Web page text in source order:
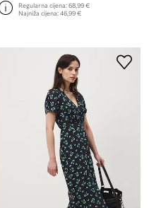
Regularna cijena:68,99 €
Najniža cijena:46,99 €